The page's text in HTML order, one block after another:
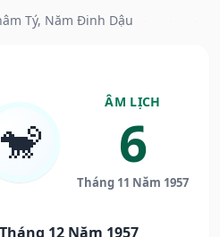
Tý, Năm Đinh Dậu
🐒
ÂM LỊCH
6
Tháng 11 Năm 1957
12 Năm 1957